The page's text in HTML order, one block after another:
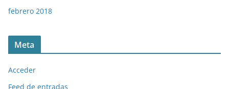
febrero 2018
Meta
Acceder
Feed de entradas